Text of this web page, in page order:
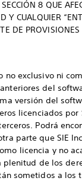
8 QUE
Y CUALQUIER
DE
no exclusivo ni
del
versión del
licenciados por
Podrá
parte que SIE
licencia y no
de los
sometidos a los